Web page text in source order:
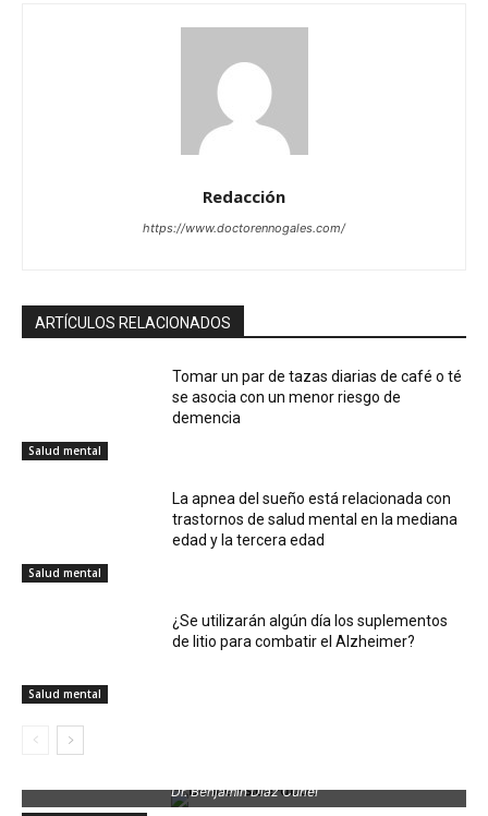
Redacción
https://www.doctorennogales.com/
ARTÍCULOS RELACIONADOS
Salud mental
Tomar un par de tazas diarias de café o té
se asocia con un menor riesgo de
demencia
Salud mental
La apnea del sueño está relacionada con
trastornos de salud mental en la mediana
edad y la tercera edad
Salud mental
¿Se utilizarán algún día los suplementos
de litio para combatir el Alzheimer?
Dr. Benjamin Díaz Curiel